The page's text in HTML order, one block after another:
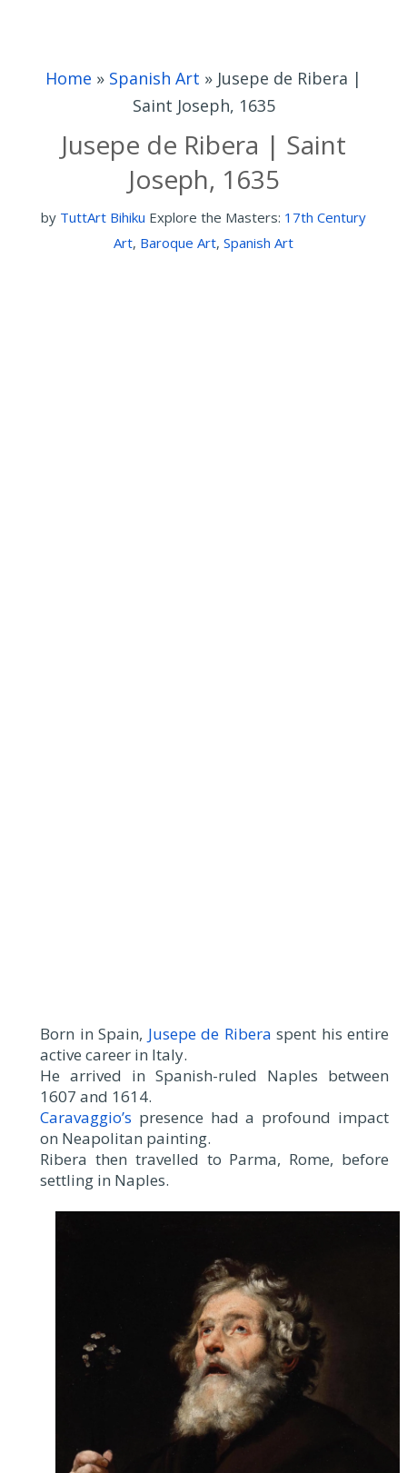
Home » Spanish Art » Jusepe de Ribera |
Saint Joseph, 1635
Jusepe de Ribera | Saint
Joseph, 1635
by TuttArt Bihiku Explore the Masters: 17th Century
Art, Baroque Art, Spanish Art
Born in Spain, Jusepe de Ribera spent his entire
active career in Italy.
He arrived in Spanish-ruled Naples between
1607 and 1614.
Caravaggio’s presence had a profound impact
on Neapolitan painting.
Ribera then travelled to Parma, Rome, before
settling in Naples.